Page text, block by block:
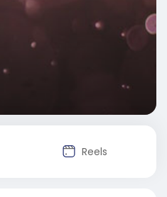
Reels